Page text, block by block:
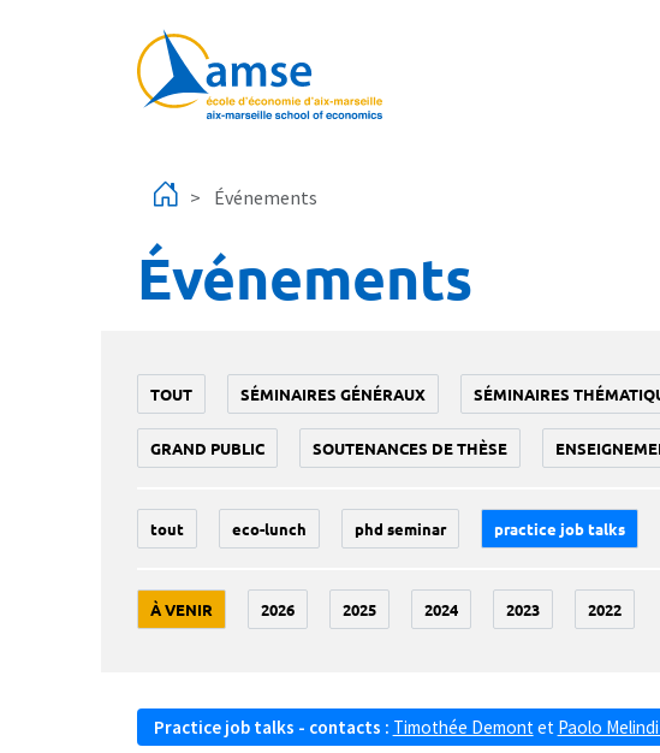
Événements
Événements
TOUT SÉMINAIRES GÉNÉRAUX SÉMINAIRES
GRAND PUBLIC SOUTENANCES DE THÈSE
tout eco-lunch phd seminar practice job talks
À VENIR 2026 2025 2024 2023 2022
Practice job talks - contacts : Timothée Demont et Paolo